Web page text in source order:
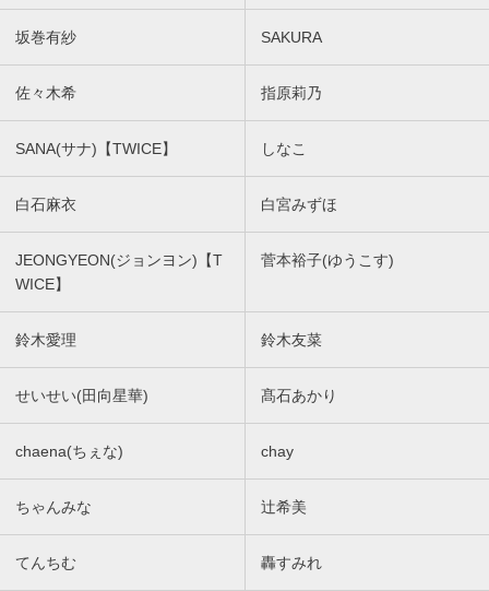
坂巻有紗 SAKURA
佐々木希 指原莉乃
SANA(サナ)【TWICE】 しなこ
白石麻衣 白宮みずほ
JEONGYEON(ジョンヨン)【T
WICE】
菅本裕子(ゆうこす)
鈴木愛理 鈴木友菜
せいせい(田向星華) 髙石あかり
chaena(ちぇな) chay
ちゃんみな 辻希美
てんちむ 轟すみれ